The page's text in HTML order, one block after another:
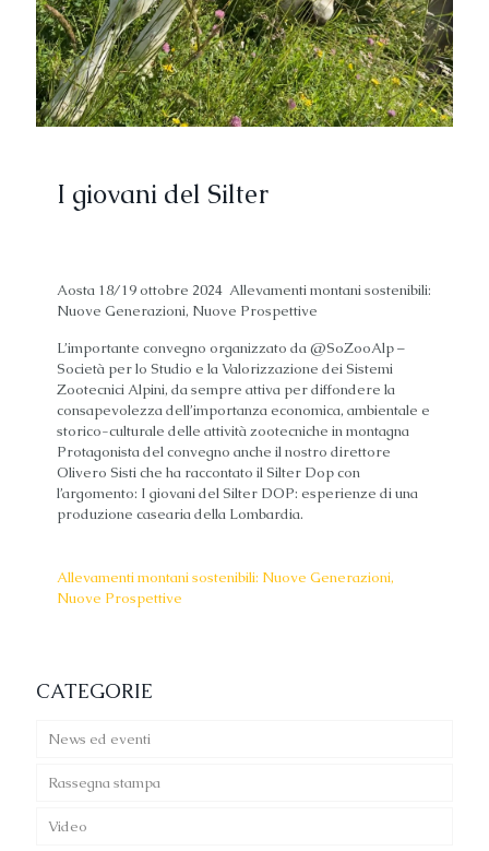
I giovani del Silter
Aosta 18/19 ottobre 2024 Allevamenti montani sostenibili:
Nuove Generazioni, Nuove Prospettive
L’importante convegno organizzato da @SoZooAlp –
Società per lo Studio e la Valorizzazione dei Sistemi
Zootecnici Alpini, da sempre attiva per diffondere la
consapevolezza dell’importanza economica, ambientale e
storico-culturale delle attività zootecniche in montagna
Protagonista del convegno anche il nostro direttore
Olivero Sisti che ha raccontato il Silter Dop con
l’argomento: I giovani del Silter DOP: esperienze di una
produzione casearia della Lombardia.
Allevamenti montani sostenibili: Nuove Generazioni,
Nuove Prospettive
CATEGORIE
News ed eventi
Rassegna stampa
Video